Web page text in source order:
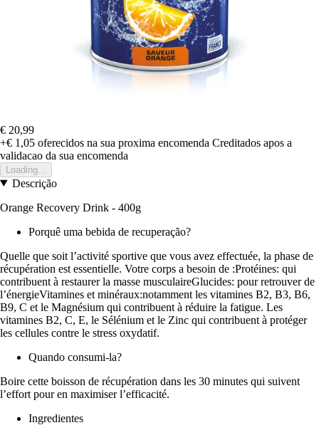
€ 20,99
+€ 1,05 oferecidos na sua proxima encomenda Creditados apos a
validacao da sua encomenda
Loading...
Descrição
Orange Recovery Drink - 400g
Porquê uma bebida de recuperação?
Quelle que soit l’activité sportive que vous avez effectuée, la phase de
récupération est essentielle. Votre corps a besoin de :Protéines: qui
contribuent à restaurer la masse musculaireGlucides: pour retrouver de
l’énergieVitamines et minéraux:notamment les vitamines B2, B3, B6,
B9, C et le Magnésium qui contribuent à réduire la fatigue. Les
vitamines B2, C, E, le Sélénium et le Zinc qui contribuent à protéger
les cellules contre le stress oxydatif.
Quando consumi-la?
Boire cette boisson de récupération dans les 30 minutes qui suivent
l’effort pour en maximiser l’efficacité.
Ingredientes